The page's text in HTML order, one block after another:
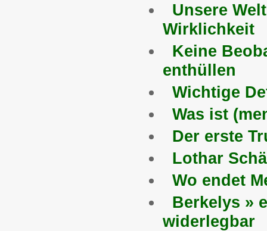
Unsere
Wirklichkeit
Keine
enthüllen
Wichtige
Was ist
Der erste
Lothar
Wo endet
Berkelys »
widerlegbar